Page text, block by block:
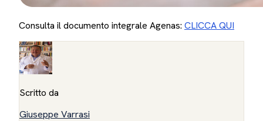
Consulta il documento integrale Agenas: CLICCA QUI
Scritto da
Giuseppe Varrasi